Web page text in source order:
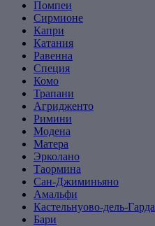
Помпеи
Сирмионе
Капри
Катания
Равенна
Специя
Комо
Трапани
Агридженто
Римини
Модена
Матера
Эрколано
Таормина
Сан-Джиминьяно
Амальфи
Кастельнуово-дель-Гарда
Бари